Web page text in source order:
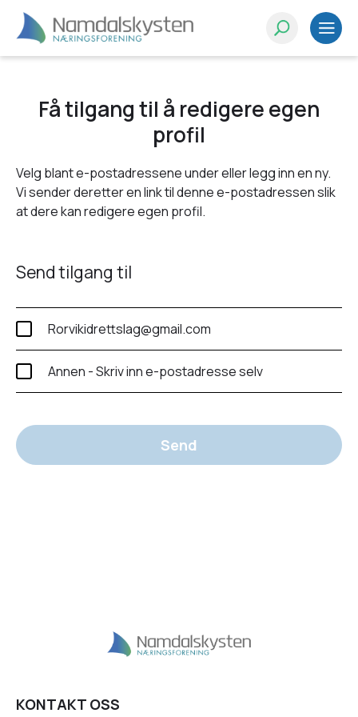
Få tilgang til å redigere egen
profil
Velg blant e-postadressene under eller legg inn en ny.
Vi sender deretter en link til denne e-postadressen slik
at dere kan redigere egen profil.
Send tilgang til
Rorvikidrettslag@gmail.com
Annen - Skriv inn e-postadresse selv
Send
KONTAKT OSS